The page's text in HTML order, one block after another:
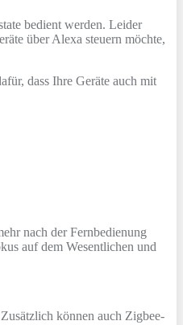
bedient werden. Leider
über Alexa steuern möchte,
dass Ihre Geräte auch mit
nach der Fernbedienung
auf dem Wesentlichen und
können auch Zigbee-